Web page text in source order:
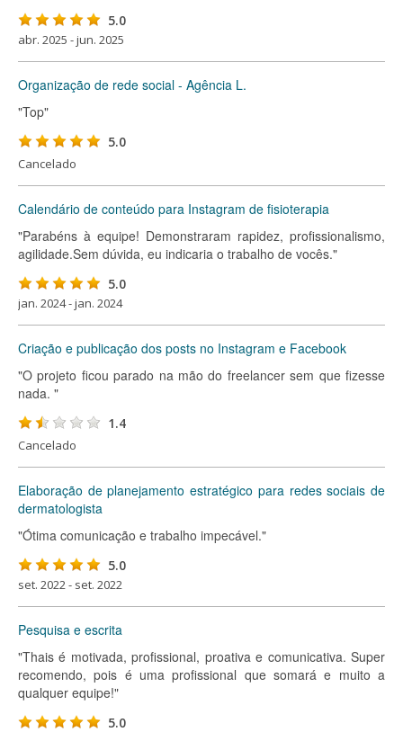
5.0
abr. 2025 - jun. 2025
Organização de rede social - Agência L.
"Top"
5.0
Cancelado
Calendário de conteúdo para Instagram de fisioterapia
"Parabéns à equipe! Demonstraram rapidez, profissionalismo,
agilidade.Sem dúvida, eu indicaria o trabalho de vocês."
5.0
jan. 2024 - jan. 2024
Criação e publicação dos posts no Instagram e Facebook
"O projeto ficou parado na mão do freelancer sem que fizesse
nada. "
1.4
Cancelado
Elaboração de planejamento estratégico para redes sociais de
dermatologista
"Ótima comunicação e trabalho impecável."
5.0
set. 2022 - set. 2022
Pesquisa e escrita
"Thais é motivada, profissional, proativa e comunicativa. Super
recomendo, pois é uma profissional que somará e muito a
qualquer equipe!"
5.0